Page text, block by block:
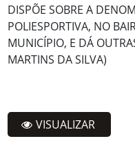
DISPÕE SOBRE A
POLIESPORTIVA, NO
MUNICÍPIO, E DÁ
MARTINS DA SILVA)
VISUALIZAR